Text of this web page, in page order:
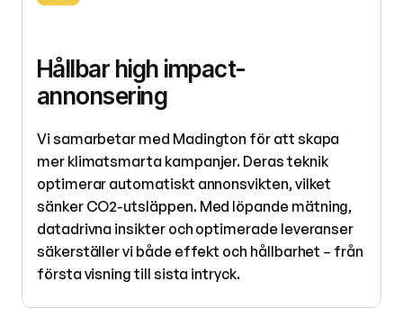
Hållbar high impact-
annonsering
Vi samarbetar med Madington för att skapa
mer klimatsmarta kampanjer. Deras teknik
optimerar automatiskt annonsvikten, vilket
sänker CO2-utsläppen. Med löpande mätning,
datadrivna insikter och optimerade leveranser
säkerställer vi både effekt och hållbarhet – från
första visning till sista intryck.